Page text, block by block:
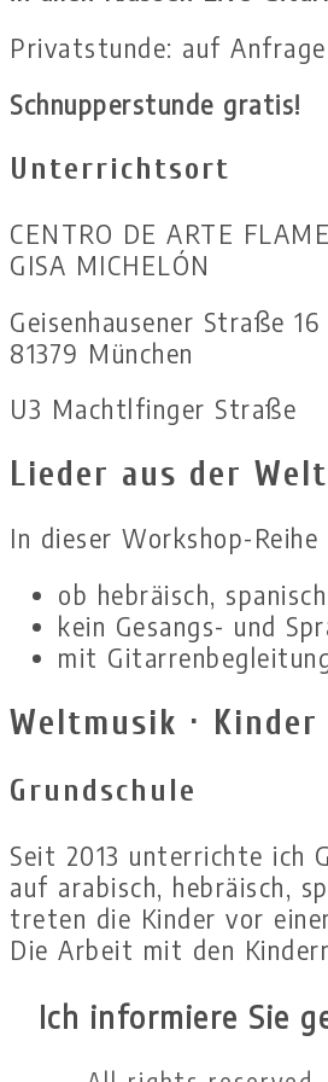
Privatstunde: auf
Schnupperstunde gratis!
Unterrichtsort
CENTRO DE ARTE
GISA MICHELÓN
Geisenhausener Straße 16
81379 München
U3 Machtlfinger Straße
Lieder aus der
In dieser Workshop-
ob hebräisch,
kein Gesangs- und
mit
Weltmusik ·
Grundschule
Seit 2013 unterrichte ich
auf arabisch, hebräisch,
treten die Kinder vor
Die Arbeit mit den
Ich informiere Sie